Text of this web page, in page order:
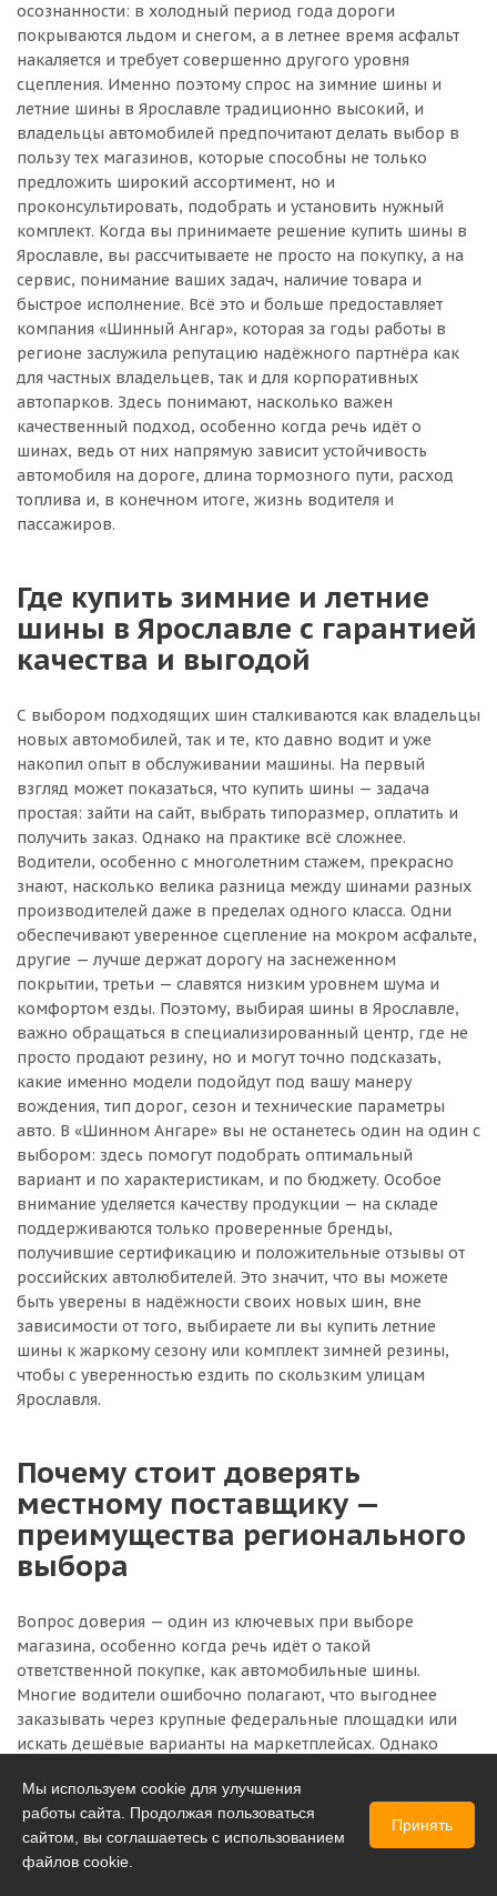
осознанности: в холодный период года дороги
покрываются льдом и снегом, а в летнее время асфальт
накаляется и требует совершенно другого уровня
сцепления. Именно поэтому спрос на зимние шины и
летние шины в Ярославле традиционно высокий, и
владельцы автомобилей предпочитают делать выбор в
пользу тех магазинов, которые способны не только
предложить широкий ассортимент, но и
проконсультировать, подобрать и установить нужный
комплект. Когда вы принимаете решение купить шины в
Ярославле, вы рассчитываете не просто на покупку, а на
сервис, понимание ваших задач, наличие товара и
быстрое исполнение. Всё это и больше предоставляет
компания «Шинный Ангар», которая за годы работы в
регионе заслужила репутацию надёжного партнёра как
для частных владельцев, так и для корпоративных
автопарков. Здесь понимают, насколько важен
качественный подход, особенно когда речь идёт о
шинах, ведь от них напрямую зависит устойчивость
автомобиля на дороге, длина тормозного пути, расход
топлива и, в конечном итоге, жизнь водителя и
пассажиров.
Где купить зимние и летние
шины в Ярославле с гарантией
качества и выгодой
С выбором подходящих шин сталкиваются как владельцы
новых автомобилей, так и те, кто давно водит и уже
накопил опыт в обслуживании машины. На первый
взгляд может показаться, что купить шины — задача
простая: зайти на сайт, выбрать типоразмер, оплатить и
получить заказ. Однако на практике всё сложнее.
Водители, особенно с многолетним стажем, прекрасно
знают, насколько велика разница между шинами разных
производителей даже в пределах одного класса. Одни
обеспечивают уверенное сцепление на мокром асфальте,
другие — лучше держат дорогу на заснеженном
покрытии, третьи — славятся низким уровнем шума и
комфортом езды. Поэтому, выбирая шины в Ярославле,
важно обращаться в специализированный центр, где не
просто продают резину, но и могут точно подсказать,
какие именно модели подойдут под вашу манеру
вождения, тип дорог, сезон и технические параметры
авто. В «Шинном Ангаре» вы не останетесь один на один с
выбором: здесь помогут подобрать оптимальный
вариант и по характеристикам, и по бюджету. Особое
внимание уделяется качеству продукции — на складе
поддерживаются только проверенные бренды,
получившие сертификацию и положительные отзывы от
российских автолюбителей. Это значит, что вы можете
быть уверены в надёжности своих новых шин, вне
зависимости от того, выбираете ли вы купить летние
шины к жаркому сезону или комплект зимней резины,
чтобы с уверенностью ездить по скользким улицам
Ярославля.
Почему стоит доверять
местному поставщику —
преимущества регионального
выбора
Вопрос доверия — один из ключевых при выборе
магазина, особенно когда речь идёт о такой
ответственной покупке, как автомобильные шины.
Многие водители ошибочно полагают, что выгоднее
заказывать через крупные федеральные площадки или
искать дешёвые варианты на маркетплейсах. Однако
компании, такие как «Шинный Ангар», предлагают более
выгодные условия в долгосрочной перспективе. Во-
первых, покупка у местного поставщика означает, что
товар находится в наличии и его не придётся ждать
Мы используем cookie для улучшения
работы сайта. Продолжая пользоваться
сайтом, вы соглашаетесь с использованием
файлов cookie.
Принять